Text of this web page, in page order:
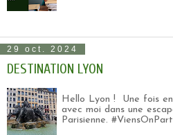
29 oct. 2024
DESTINATION LYON
Hello Lyon ! Une fois
avec moi dans une
Parisienne.